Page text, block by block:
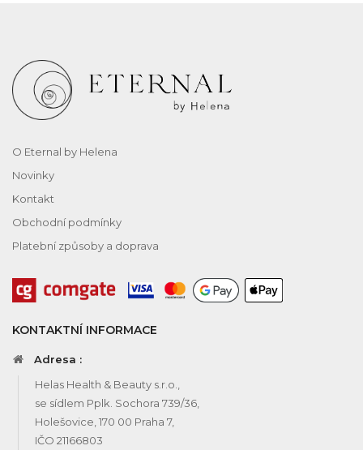
O Eternal by Helena
Novinky
Kontakt
Obchodní podmínky
Platební způsoby a doprava
KONTAKTNÍ INFORMACE
Adresa :
Helas Health & Beauty s.r.o.,
se sídlem Pplk. Sochora 739/36,
Holešovice, 170 00 Praha 7,
IČO 21166803